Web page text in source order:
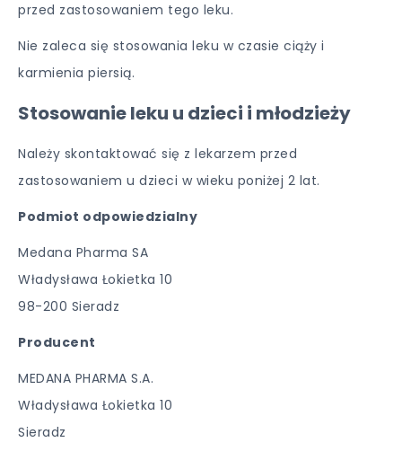
przed zastosowaniem tego leku.
Nie zaleca się stosowania leku w czasie ciąży i
karmienia piersią.
Stosowanie leku u dzieci i młodzieży
Należy skontaktować się z lekarzem przed
zastosowaniem u dzieci w wieku poniżej 2 lat.
Podmiot odpowiedzialny
Medana Pharma SA
Władysława Łokietka 10
98-200 Sieradz
Producent
MEDANA PHARMA S.A.
Władysława Łokietka 10
Sieradz